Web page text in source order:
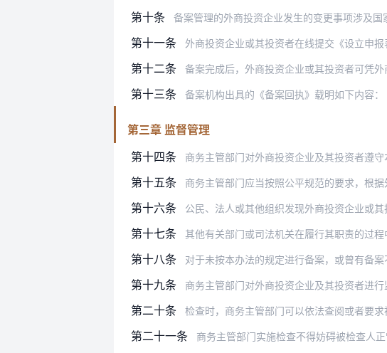
第十条 备案管理的外商投资企业发生的变更事项涉及
第十一条 外商投资企业或其投资者在线提交《设立申报表》或《
第十二条 备案完成后，外商投资企业或其投资者可凭外商投资企业
第十三条 备案机构出具的《备案回执》载明如下内容：
第三章 监督管理
第十四条
商务主管部门对外商投资企业及其投资者遵守
第十五条 商务主管部门应当按照公平规范的要求，根据外商投资企
第十六条 公民、法人或其他组织发现外商投资企业或其投资者存在
第十七条 其他有关部门或司法机关在履行其职责的过程中，发现外
第十八条 对于未按本办法的规定进行备案，或曾有备案不实、对
第十九条 商务主管部门对外商投资企业及其投资者进行
第二十条 检查时，商务主管部门可以依法查阅或者要
第二十一条 商务主管部门实施检查不得妨碍被检查人